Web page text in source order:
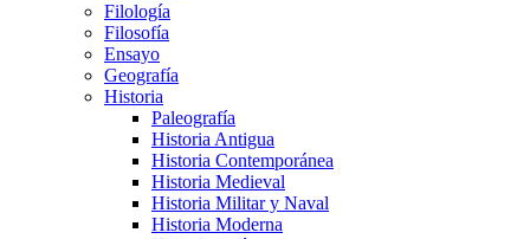
Filología
Filosofía
Ensayo
Geografía
Historia
Paleografía
Historia Antigua
Historia Contemporánea
Historia Medieval
Historia Militar y Naval
Historia Moderna